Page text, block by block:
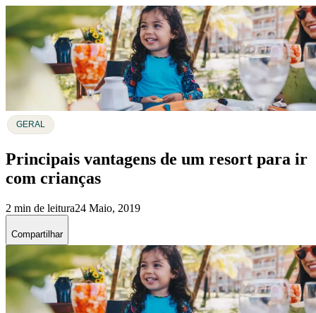
GERAL
Principais vantagens de um resort para ir
com crianças
2 min de leitura24 Maio, 2019
Compartilhar